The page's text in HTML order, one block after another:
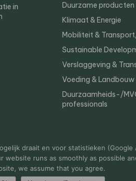
in
Duurzame producten
Klimaat & Energie
Mobiliteit &
Sustainable
Verslaggeving &
Voeding & Landbouw
Duurzaamheids-/
professionals
draait en voor statistieken
runs as smoothly as possible
we assume that you agree.